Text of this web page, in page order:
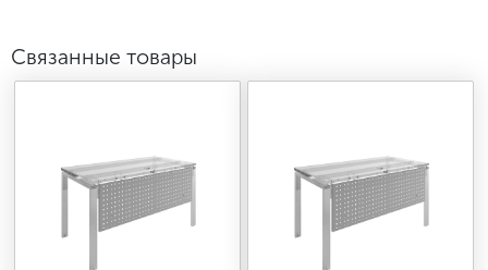
Связанные товары